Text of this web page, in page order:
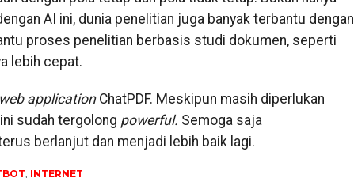
AI ini, dunia penelitian juga banyak terbantu dengan
proses penelitian berbasis studi dokumen, seperti
lebih cepat.
web application ChatPDF. Meskipun masih diperlukan
ini sudah tergolong powerful. Semoga saja
berlanjut dan menjadi lebih baik lagi.
INTERNET